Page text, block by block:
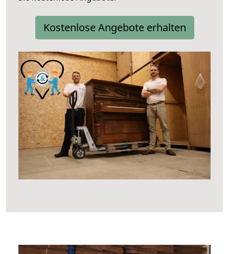
Kostenlose Angebote erhalten